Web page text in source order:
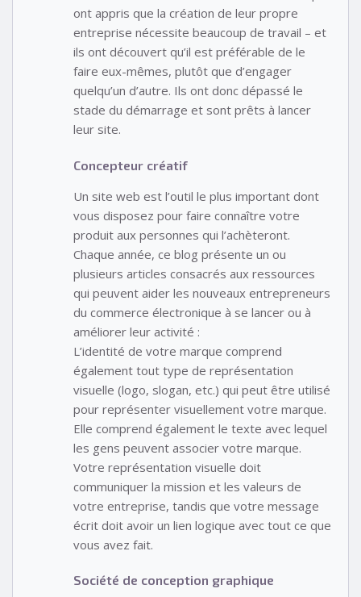
ont appris que la création de leur propre
entreprise nécessite beaucoup de travail – et
ils ont découvert qu’il est préférable de le
faire eux-mêmes, plutôt que d’engager
quelqu’un d’autre. Ils ont donc dépassé le
stade du démarrage et sont prêts à lancer
leur site.
Concepteur créatif
Un site web est l’outil le plus important dont
vous disposez pour faire connaître votre
produit aux personnes qui l’achèteront.
Chaque année, ce blog présente un ou
plusieurs articles consacrés aux ressources
qui peuvent aider les nouveaux entrepreneurs
du commerce électronique à se lancer ou à
améliorer leur activité :
L’identité de votre marque comprend
également tout type de représentation
visuelle (logo, slogan, etc.) qui peut être utilisé
pour représenter visuellement votre marque.
Elle comprend également le texte avec lequel
les gens peuvent associer votre marque.
Votre représentation visuelle doit
communiquer la mission et les valeurs de
votre entreprise, tandis que votre message
écrit doit avoir un lien logique avec tout ce que
vous avez fait.
Société de conception graphique